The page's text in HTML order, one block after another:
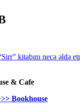
kitabını necə əldə
& Cafe
Bookhouse